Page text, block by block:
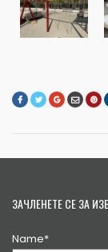
ЗАЧЛЕНЕТЕ СЕ ЗА
Name*